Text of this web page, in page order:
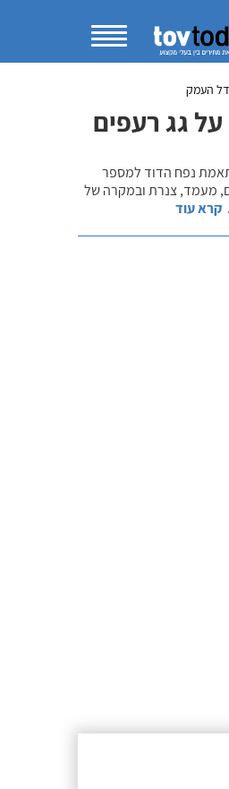
העמק
גג רעפים
נפח הדוד למספר
מעמד, צנרת ובמקרה של
קרא עוד